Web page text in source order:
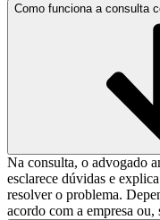
Como funciona a consulta
Na consulta, o advogado
esclarece dúvidas e
resolver o problema.
acordo com a empresa ou,